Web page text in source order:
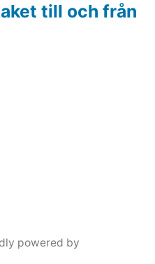
till och från
powered by